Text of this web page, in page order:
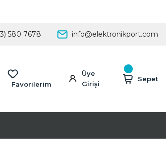
580 7678 info@elektronikport.com
Favorilerim
Üye
Girişi
Sepet